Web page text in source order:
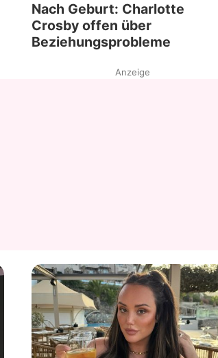
Nach Geburt: Charlotte
Crosby offen über
Beziehungsprobleme
Anzeige